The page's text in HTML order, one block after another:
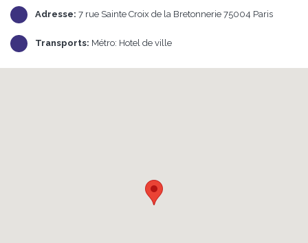
Adresse: 7 rue Sainte Croix de la Bretonnerie 75004 Paris
Transports: Métro: Hotel de ville